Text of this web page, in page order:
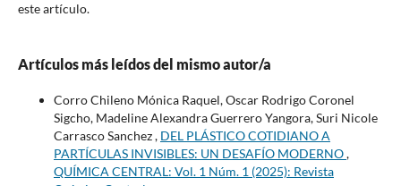
este artículo.
Artículos más leídos del mismo autor/a
Corro Chileno Mónica Raquel, Oscar Rodrigo Coronel
Sigcho, Madeline Alexandra Guerrero Yangora, Suri Nicole
Carrasco Sanchez , DEL PLÁSTICO COTIDIANO A
PARTÍCULAS INVISIBLES: UN DESAFÍO MODERNO,
QUÍMICA CENTRAL: Vol. 1 Núm. 1 (2025): Revista